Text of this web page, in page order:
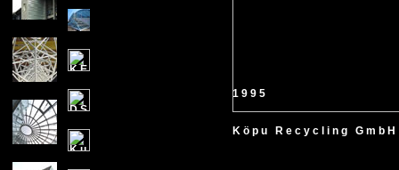
1995
Köpu Recycling GmbH